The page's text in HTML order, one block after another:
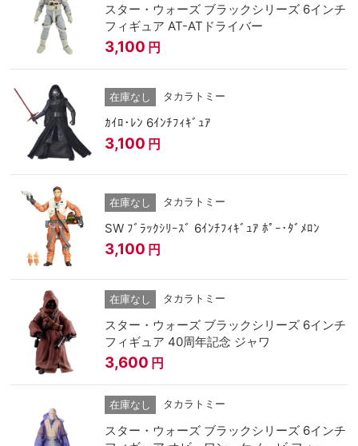
スター・ウォーズ ブラックシリーズ 6インチ
フィギュア AT-ATドライバー
3,100 円
在庫なし タカラトミー
ｶｲﾛ･ﾚﾝ 6ｲﾝﾁﾌｨｷﾞｭｱ
3,100 円
在庫なし タカラトミー
SW ﾌﾞﾗｯｸｼﾘｰｽﾞ 6ｲﾝﾁﾌｨｷﾞｭｱ ﾎﾟｰ･ﾀﾞﾒﾛﾝ
3,100 円
在庫なし タカラトミー
スター・ウォーズ ブラックシリーズ 6インチ
フィギュア 40周年記念 ジャワ
3,600 円
在庫なし タカラトミー
スター・ウォーズ ブラックシリーズ 6インチ